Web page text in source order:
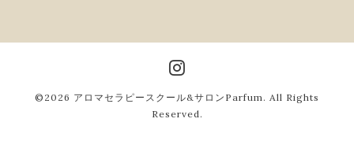
©2026 アロマセラピースクール&サロンParfum . All Rights
Reserved.